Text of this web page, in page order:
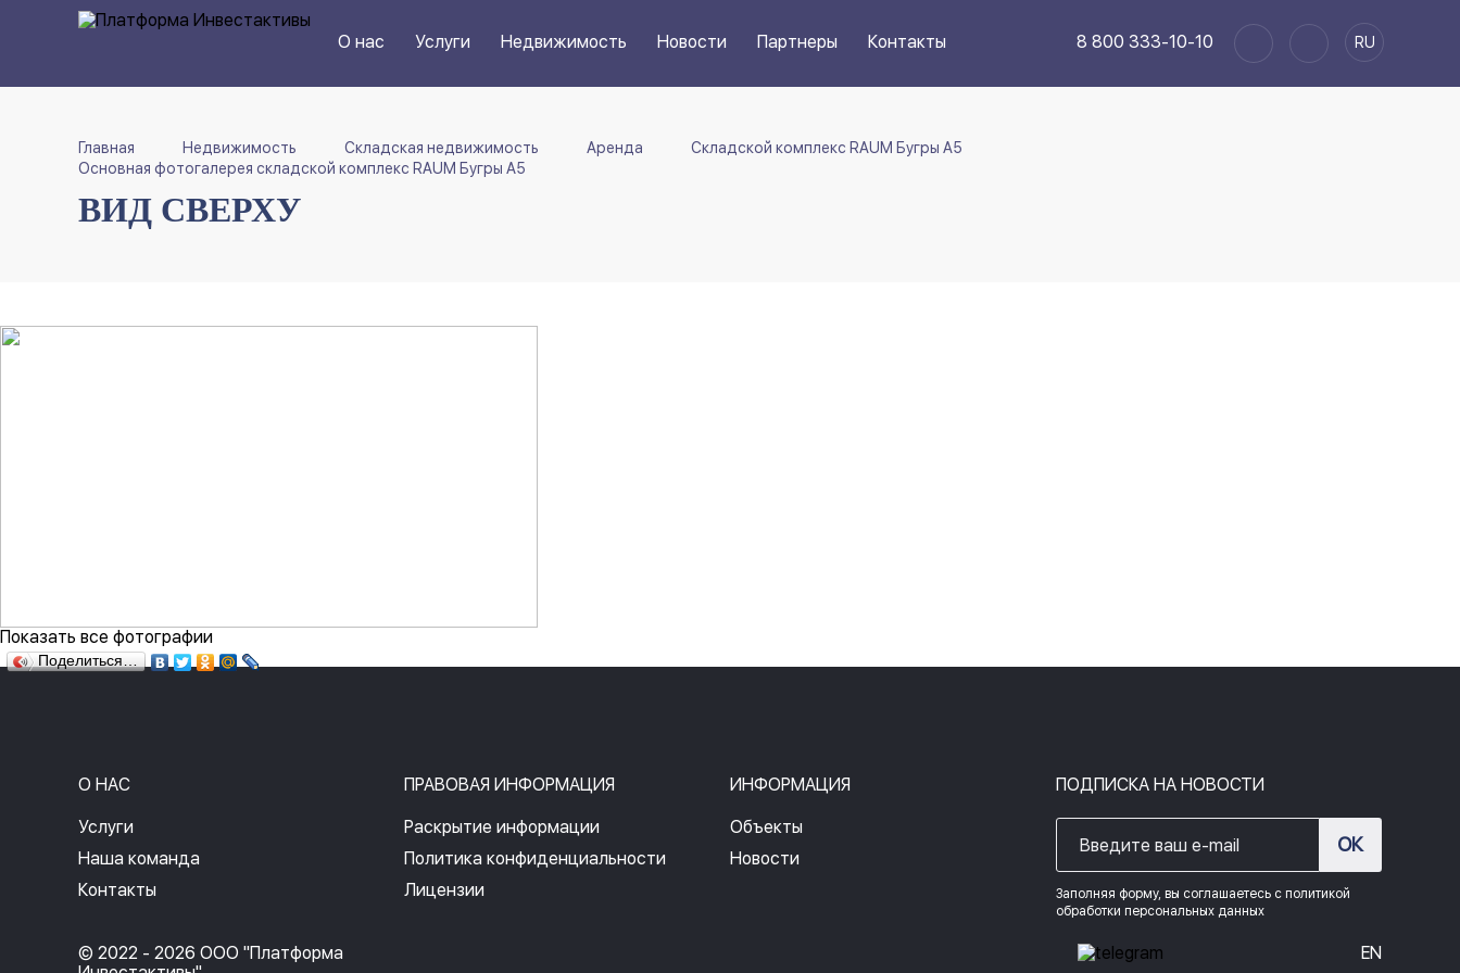
О нас Услуги Недвижимость Новости Партнеры Контакты 8 800 333-10-10 RU
Главная Недвижимость Складская недвижимость Аренда
Складской комплекс RAUM Бугры A5
Основная фотогалерея складской комплекс RAUM Бугры А5
ВИД СВЕРХУ
Показать все фотографии
Поделиться…
О НАС
Услуги
Наша команда
Контакты
ПРАВОВАЯ ИНФОРМАЦИЯ
Раскрытие информации
Политика конфиденциальности
Лицензии
ИНФОРМАЦИЯ
Объекты
Новости
ПОДПИСКА НА НОВОСТИ
ОК
Заполняя форму, вы соглашаетесь с политикой
обработки персональных данных
© 2022 - 2026 ООО "Платформа
EN